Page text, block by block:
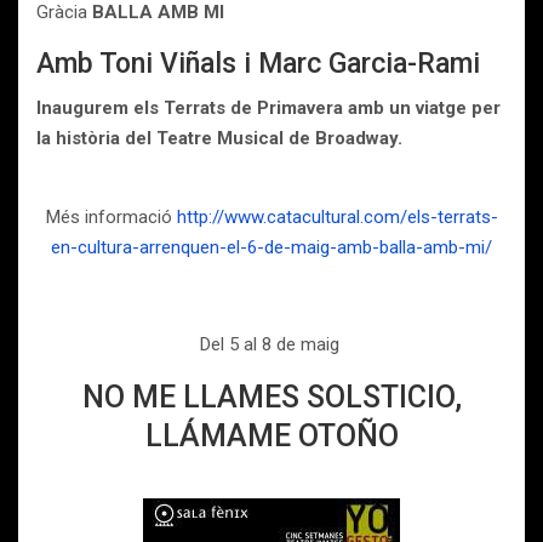
Gràcia BALLA AMB MI
Amb Toni Viñals i Marc Garcia-Rami
Inaugurem els Terrats de Primavera amb un viatge per
la història del Teatre Musical de Broadway.
Més informació http://www.catacultural.com/els-terrats-
en-cultura-arrenquen-el-6-de-maig-amb-balla-amb-mi/
Del 5 al 8 de maig
NO ME LLAMES SOLSTICIO,
LLÁMAME OTOÑO